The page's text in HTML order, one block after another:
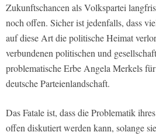
Zukunftschancen als Volkspartei
noch offen. Sicher ist jedenfalls, dass
auf diese Art die politische Heimat
verbundenen politischen und
problematische Erbe Angela Merkels
deutsche Parteienlandschaft.
Das Fatale ist, dass die Problematik
offen diskutiert werden kann, solange